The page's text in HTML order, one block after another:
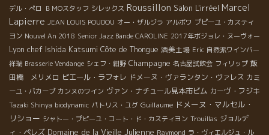
デル・ぺロ ＢＭОスタッフ シレックス Roussillon Salon L'irréel Marcel
Lapierre JEAN LOUIS POUDOU オー・ザルジラ アルボワ プピーユ・カスティ
ヨン Nouvel An 2018 Senior Jazz Bande CAROLINE 2017年ボジョレ・ヌーヴォー
Lyon chef Ishida Katsumi Côte de Thongue 酒美土場 Eric 自然派ワインバー
祥瑞 Brasserie Vendange シェフ・紺野 Champagne 名古屋試飲会 フィリップ 飯
田橋 メリメロ ピエール・ラフォレ ドメーヌ・ヴァランタン・ヴァレス カミ
ーユ・バカーブ カンヌのワイン ヴァン・ナチュール見本市ビム カーヴ・フジキ
Tazaki Shinya biodynamic パトリス・ユグ Guillaume ドメーヌ・マルセル・
リショー シャトー・プピーユ・コート・ド・カスティヨン Trouillas ジョルデ
ィ・ペレズ Domaine de la Vieille Julienne Raymond ラ・ヴィエルジュ・ル